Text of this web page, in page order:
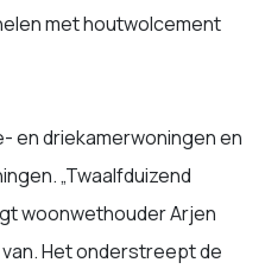
met houtwolcement
en driekamerwoningen en
„Twaalfduizend
woonwethouder Arjen
van. Het onderstreept de